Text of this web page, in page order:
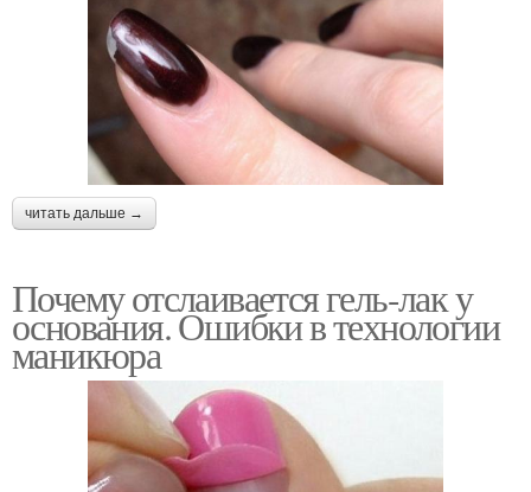
читать дальше →
Почему отслаивается гель-лак у
основания. Ошибки в технологии
маникюра